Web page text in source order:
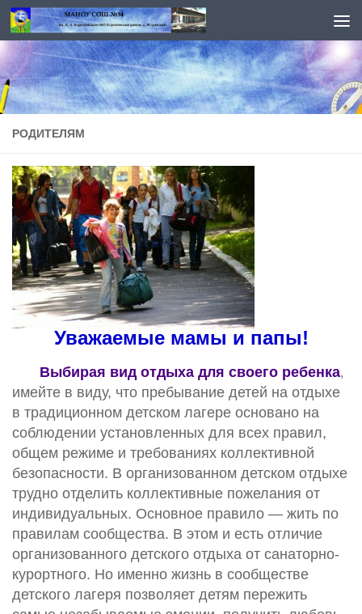
Перейти к содержимому
РОДИТЕЛЯМ
Уважаемые мамы и папы!
Выбирая вид отдыха для своего ребенка,
имейте в виду, что пребывание детей на отдыхе
в традиционном детском лагере основано на
соблюдении установленных для всех правил,
общем режиме и требованиях коллективной
безопасности. В организованном детском отдыхе
трудно отделить коллективные пожелания от
индивидуальных. Основное правило — жить по
правилам сообщества. В этом и есть отличие
организованного детского отдыха от санаторно-
курортного. Но именно жизнь в сообществе
детского лагеря позволяет детям пережить